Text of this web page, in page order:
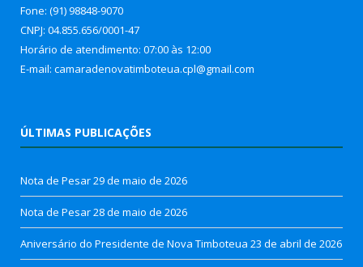
Fone: (91) 98848-9070
CNPJ: 04.855.656/0001-47
Horário de atendimento: 07:00 às 12:00
E-mail: camaradenovatimboteua.cpl@gmail.com
ÚLTIMAS PUBLICAÇÕES
Nota de Pesar29 de maio de 2026
Nota de Pesar28 de maio de 2026
Aniversário do Presidente de Nova Timboteua 23 de abril de 2026